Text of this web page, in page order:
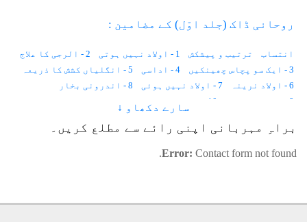
روحانی ڈاک (جلد اوّل) کے مضامین :
انتساب ترتیب و پیشکش 1 - اولاد نہیں ہوتی
2 - الرجی کا علاج
3 - ایک سو پچاس چھینکیں
4 - اداسی
5 - انگلیاں کشش کا ذریعہ
6 - اولاد نرینہ
7 - اولاد نہیں ہوئی
8 - اندرونی بخار
9 - احساس کمتری
10 - استغناء اور کیلوریز
13 - ایب نارمل زندگی
14 - اجمیر شریف کی حاضری
16 - آنکھوں کے سامنے نقطے
سارے دکھاو ↓
براہِ مہربانی اپنی رائے سے مطلع کریں۔
Error: Contact form not found.